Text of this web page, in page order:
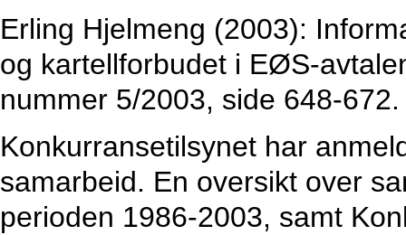
Erling Hjelmeng (2003):
og kartellforbudet i EØS-
nummer 5/2003, side 648-672.
Konkurransetilsynet har
samarbeid. En oversikt over
perioden 1986-2003, samt